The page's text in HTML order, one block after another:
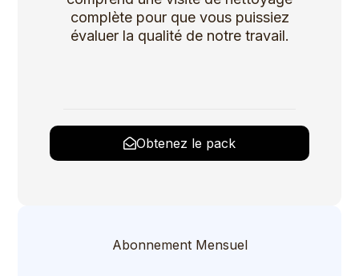
complète pour que vous puissiez
évaluer la qualité de notre travail.
Obtenez le pack
Abonnement Mensuel